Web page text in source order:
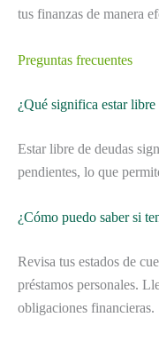
tus finanzas de manera
Preguntas frecuentes
¿Qué significa estar libre
Estar libre de deudas
pendientes, lo que
¿Cómo puedo saber si
Revisa tus estados de
préstamos personales.
obligaciones financieras.